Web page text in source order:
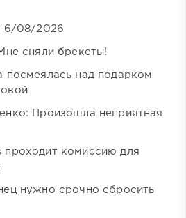
6/08/2026
сняли брекеты!
посмеялась над подарком
Произошла неприятная
комиссию для
нужно срочно сбросить